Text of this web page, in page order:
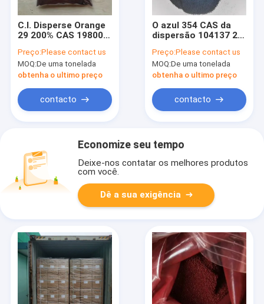
C.I. Disperse Orange
29 200% CAS 19800-
alaranjados 3GL
alaranjado
Preço:Please contact us
MOQ:De uma tonelada
obtenha o ultimo preço
contacto
O azul 354 CAS da
dispersão 104137 27
S-R azul brilhante
300%
Preço:Please contact us
MOQ:De uma tonelada
obtenha o ultimo preço
contacto
Economize seu tempo
Deixe-nos contatar os melhores produtos
com você.
Dê a sua exigência